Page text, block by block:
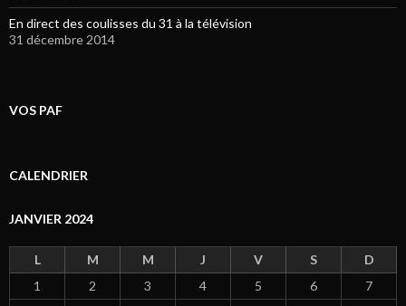
En direct des coulisses du 31 à la télévision
31 décembre 2014
VOS PAF
CALENDRIER
JANVIER 2024
L M M J V S
D
1
2 3 4 5 6
7